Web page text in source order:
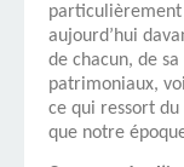
particulièrement
aujourd’hui
de chacun, de
patrimoniaux,
ce qui ressort
que notre